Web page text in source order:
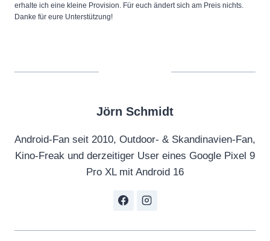
erhalte ich eine kleine Provision. Für euch ändert sich am Preis nichts.
Danke für eure Unterstützung!
Jörn Schmidt
Android-Fan seit 2010, Outdoor- & Skandinavien-Fan,
Kino-Freak und derzeitiger User eines Google Pixel 9
Pro XL mit Android 16